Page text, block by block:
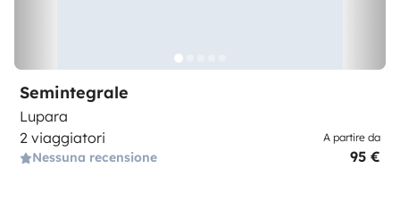
Semintegrale
Lupara
2 viaggiatori
Nessuna recensione
A partire da
95 €